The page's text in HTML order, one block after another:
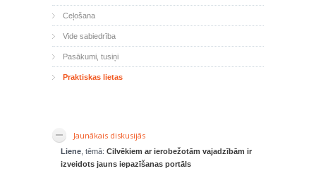
Ceļošana
Vide sabiedrība
Pasākumi, tusiņi
Praktiskas lietas
Jaunākais diskusijās
Liene , tēmā: Cilvēkiem ar ierobežotām vajadzībām ir
izveidots jauns iepazīšanas portāls